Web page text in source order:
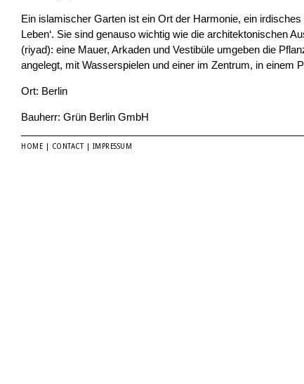
Ein islamischer Garten ist ein Ort der Harmonie, ein
Leben‘. Sie sind genauso wichtig wie die architektonischen
(riyad): eine Mauer, Arkaden und Vestibüle umgeben die
angelegt, mit Wasserspielen und einer im Zentrum, in einem
Ort: Berlin
Bauherr: Grün Berlin GmbH
HOME CONTACT IMPRESSUM